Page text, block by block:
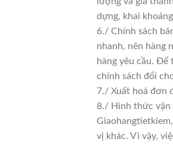
dựng, khai
6./ Chính sách
nhanh, nên hàng
hàng yêu cầu. Để
chính sách đổi
7./ Xuất hoá đơn
8./ Hình thức vận
vị khác. Vì vậy,